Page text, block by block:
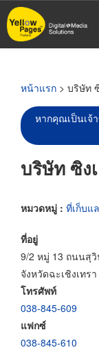
ข้าม
ไป
หน้าแรก > บริษัท
หากคุณเป็นเจ้
บริษัท ซิง
หมวดหมู่ : ที่เก็บแ
ที่อยู่
9/2 หมู่ 13 ถนนสุวิ
จังหวัดฉะเชิงเทร
โทรศัพท์
038-845-609
แฟกซ์
038-845-610